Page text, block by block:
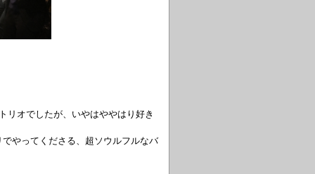
リオでしたが、いやはややはり好き
やってくださる、超ソウルフルなバ